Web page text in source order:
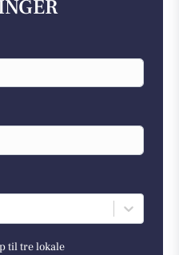
til tre lokale